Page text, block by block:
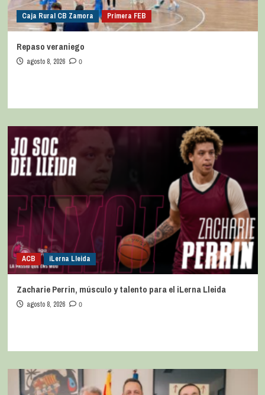
Caja Rural CB Zamora Primera FEB
Repaso veraniego
agosto 8, 2026 0
ACB iLerna Lleida
Zacharie Perrin, músculo y talento para el iLerna Lleida
agosto 8, 2026 0